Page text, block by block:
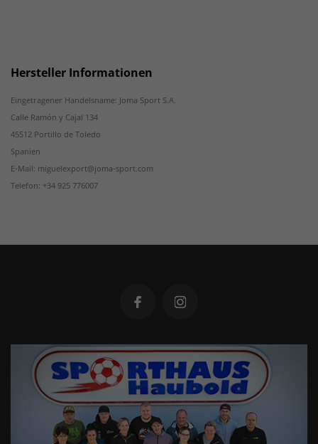
Hersteller Informationen
Eingetragener Handelsname: Joma Sport S.A.
Calle Ramón y Cajal 134
45512 Portillo de Toledo
Spanien
E-Mail: miguelexport@joma-sport.com
Telefon: +34 925 776007